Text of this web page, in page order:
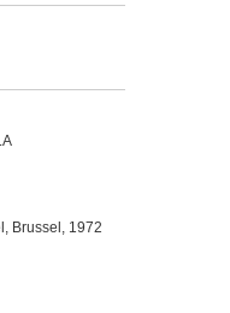
Brussel, 1972